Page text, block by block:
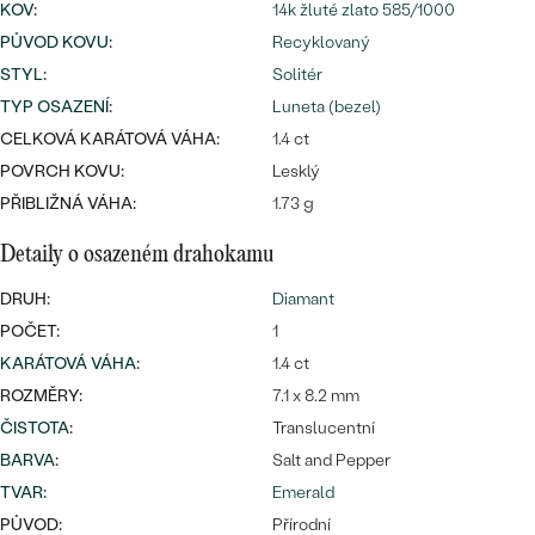
Wave kolekce
PODLE TVARU KAMENE
NA MÍRU
PROHLÉDNOUT
Personalizované
přívěsky
OBJEVIT
Nejprodávanější
prsteny
PROHLÉDNOUT
KOV:
14k žluté zlato 585/1000
PŮVOD KOVU:
Recyklovaný
STYL:
Solitér
TYP OSAZENÍ:
Luneta (bezel)
CELKOVÁ KARÁTOVÁ VÁHA:
1.4 ct
POVRCH KOVU:
Lesklý
PŘIBLIŽNÁ VÁHA:
1.73 g
Detaily o osazeném drahokamu
DRUH:
Diamant
POČET:
1
KARÁTOVÁ VÁHA:
1.4 ct
ROZMĚRY:
7.1 x 8.2 mm
ČISTOTA:
Translucentní
BARVA:
Salt and Pepper
TVAR:
Emerald
PŮVOD:
Přírodní